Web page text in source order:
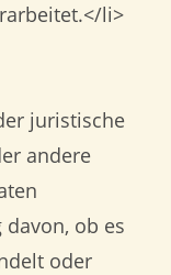
li>
juristische
andere
ob es
oder